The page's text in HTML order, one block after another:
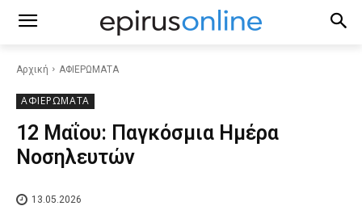
Αρχική ΑΦΙΕΡΩΜΑΤΑ
ΑΦΙΕΡΩΜΑΤΑ
12 Μαΐου: Παγκόσμια Ημέρα
Νοσηλευτών
13.05.2026